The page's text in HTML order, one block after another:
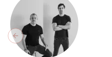
Previous slide